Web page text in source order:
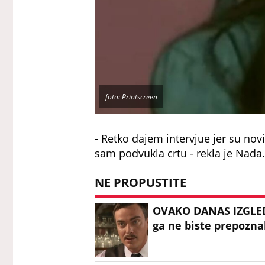
foto: Printscreen
- Retko dajem intervjue jer su
sam podvukla crtu - rekla je Nada.
NE PROPUSTITE
OVAKO DANAS
ga ne biste